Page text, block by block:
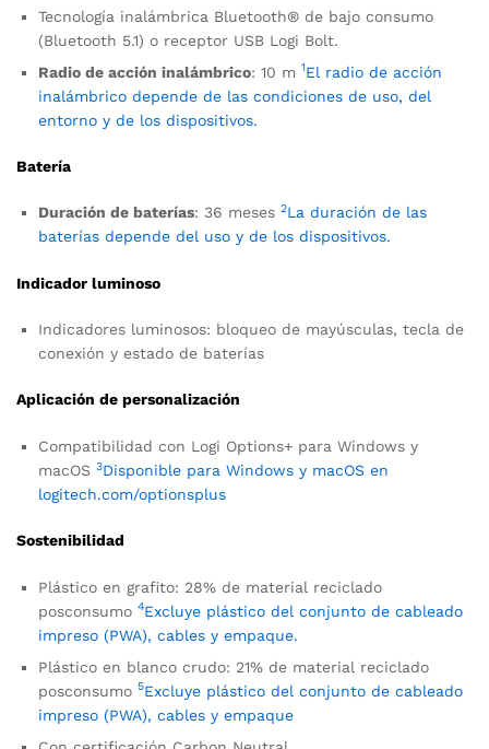
Tecnología inalámbrica Bluetooth® de bajo consumo
(Bluetooth 5.1) o receptor USB Logi Bolt.
Radio de acción inalámbrico: 10 m 1El radio de acción
inalámbrico depende de las condiciones de uso, del
entorno y de los dispositivos.
Batería
Duración de baterías: 36 meses 2La duración de las
baterías depende del uso y de los dispositivos.
Indicador luminoso
Indicadores luminosos: bloqueo de mayúsculas, tecla de
conexión y estado de baterías
Aplicación de personalización
Compatibilidad con Logi Options+ para Windows y
macOS 3Disponible para Windows y macOS en
logitech.com/optionsplus
Sostenibilidad
Plástico en grafito: 28% de material reciclado
posconsumo 4Excluye plástico del conjunto de cableado
impreso (PWA), cables y empaque.
Plástico en blanco crudo: 21% de material reciclado
posconsumo 5Excluye plástico del conjunto de cableado
impreso (PWA), cables y empaque